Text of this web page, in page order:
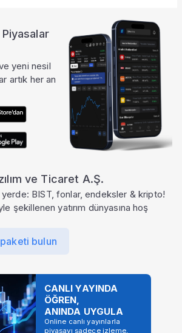
yeni nesil
artık her an
ve Ticaret A.Ş.
yerde: BIST, fonlar, endeksler & kripto!
şekillenen yatırım dünyasına hoş
bulun
CANLI YAYINDA
ÖĞREN,
ANINDA UYGULA
Online canlı yayınlarla
piyasayı sadece izleme,